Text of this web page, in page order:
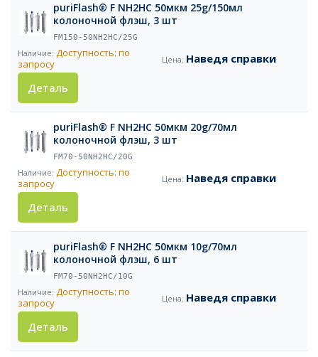
puriFlash® F NH2HC 50мкм 25g/150мл
колоночной флэш, 3 шт
FM150-50NH2HC/25G
Доступность: по
запросу
Наведя справки
Деталь
puriFlash® F NH2HC 50мкм 20g/70мл
колоночной флэш, 3 шт
FM70-50NH2HC/20G
Доступность: по
запросу
Наведя справки
Деталь
puriFlash® F NH2HC 50мкм 10g/70мл
колоночной флэш, 6 шт
FM70-50NH2HC/10G
Доступность: по
запросу
Наведя справки
Деталь